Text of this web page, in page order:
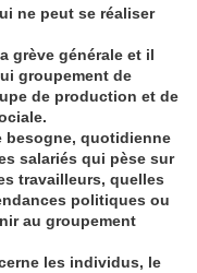
ne peut se réaliser
grève générale et il
groupement de
de production et de
besogne, quotidienne
salariés qui pèse sur
travailleurs, quelles
politiques ou
au groupement
les individus, le